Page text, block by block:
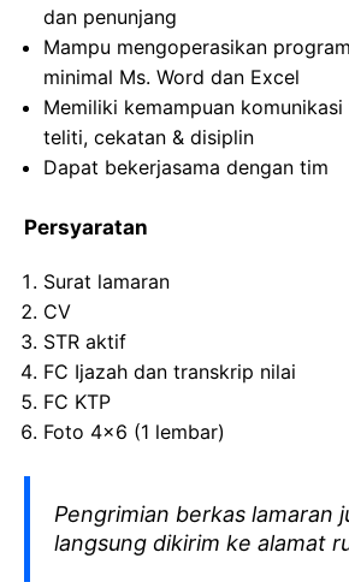
dan penunjang
Mampu mengoperasikan
minimal Ms. Word dan Excel
Memiliki kemampuan
teliti, cekatan & disiplin
Dapat bekerjasama dengan tim
Persyaratan
Surat lamaran
CV
STR aktif
FC Ijazah dan transkrip nilai
FC KTP
Foto 4×6 (1 lembar)
Pengrimian berkas lamaran
langsung dikirim ke alamat